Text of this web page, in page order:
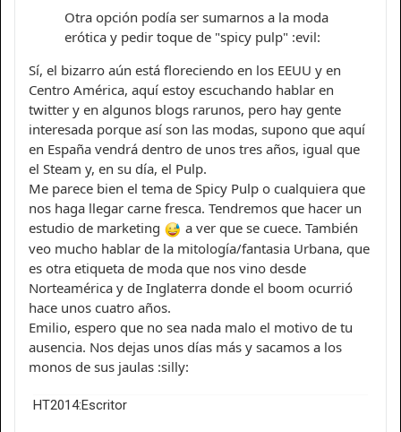
Otra opción podía ser sumarnos a la moda
erótica y pedir toque de "spicy pulp" :evil:
Sí, el bizarro aún está floreciendo en los EEUU y en
Centro América, aquí estoy escuchando hablar en
twitter y en algunos blogs rarunos, pero hay gente
interesada porque así son las modas, supono que aquí
en España vendrá dentro de unos tres años, igual que
el Steam y, en su día, el Pulp.
Me parece bien el tema de Spicy Pulp o cualquiera que
nos haga llegar carne fresca. Tendremos que hacer un
estudio de marketing
a ver que se cuece. También
veo mucho hablar de la mitología/fantasia Urbana, que
es otra etiqueta de moda que nos vino desde
Norteamérica y de Inglaterra donde el boom ocurrió
hace unos cuatro años.
Emilio, espero que no sea nada malo el motivo de tu
ausencia. Nos dejas unos días más y sacamos a los
monos de sus jaulas :silly:
HT2014:Escritor